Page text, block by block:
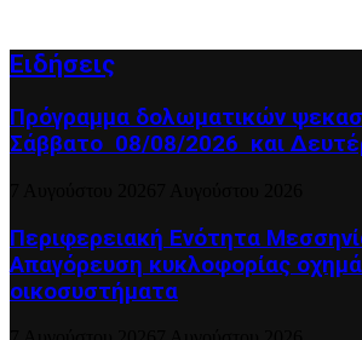
Ειδήσεις
Πρόγραμμα δολωματικών
Σάββατο 08/08/2026 και
Περιφερειακή Ενότητα
Απαγόρευση κυκλοφορίας
οικοσυστήματα